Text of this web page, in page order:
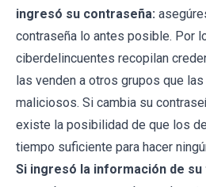
ingresó su contraseña:
contraseña lo antes posible. Por
ciberdelincuentes recopilan
las venden a otros grupos que
maliciosos. Si cambia su
existe la posibilidad de que los
tiempo suficiente para hacer
Si ingresó la información de